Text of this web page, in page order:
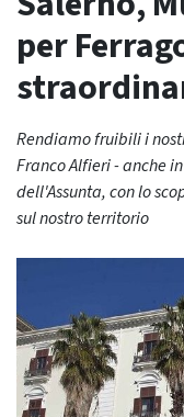
per
Rendiamo fruibili i
Franco Alfieri - anche
dell'Assunta, con lo
sul nostro territorio